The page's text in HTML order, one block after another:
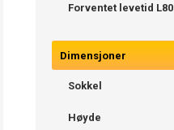
Forventet levetid L80
Dimensjoner
Sokkel
Høyde